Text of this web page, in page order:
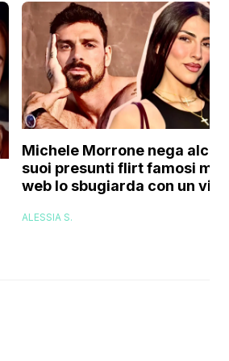
Michele Morrone nega alcuni
suoi presunti flirt famosi ma il
web lo sbugiarda con un
Salemi!)
ALESSIA S.